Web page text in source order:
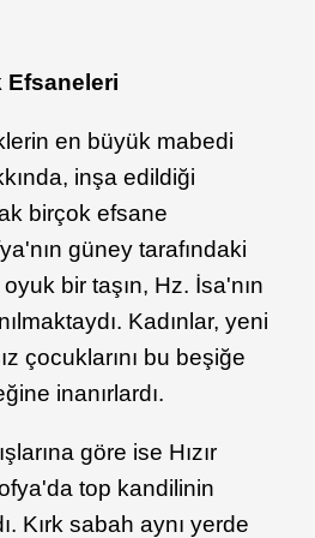
Efsaneleri
en büyük mabedi
inşa edildiği
birçok efsane
güney tarafındaki
bir taşın, Hz. İsa'nın
Kadınlar, yeni
çocuklarını bu beşiğe
inanırlardı.
göre ise Hızır
top kandilinin
Kırk sabah aynı yerde